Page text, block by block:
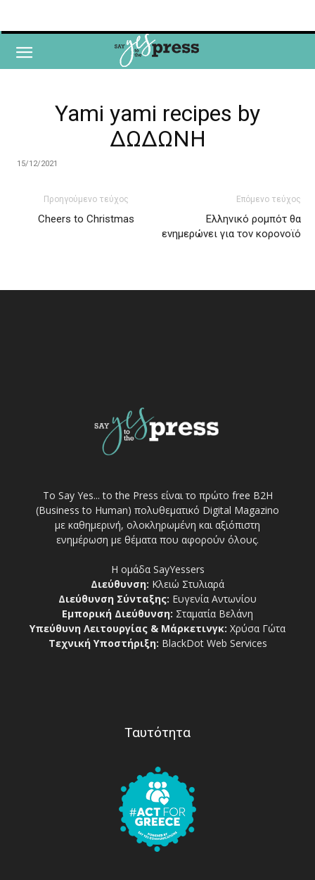
Yami yami recipes by
ΔΩΔΩΝΗ
15/12/2021
Προηγούμενο τεύχος
Cheers to Christmas
Επόμενο τεύχος
Ελληνικό ρομπότ θα
ενημερώνει για τον κορονοϊό
Το Say Yes... to the Press είναι το πρώτο free Β2Η
(Business to Human) πολυθεματικό Digital Magazino
με καθημερινή, ολοκληρωμένη και αξιόπιστη
ενημέρωση με θέματα που αφορούν όλους.
Η ομάδα SayYessers
Διεύθυνση: Κλειώ Στυλιαρά
Διεύθυνση Σύνταξης: Ευγενία Αντωνίου
Εμπορική Διεύθυνση: Σταματία Βελάνη
Υπεύθυνη Λειτουργίας & Μάρκετινγκ: Χρύσα Γώτα
Τεχνική Υποστήριξη: BlackDot Web Services
Ταυτότητα